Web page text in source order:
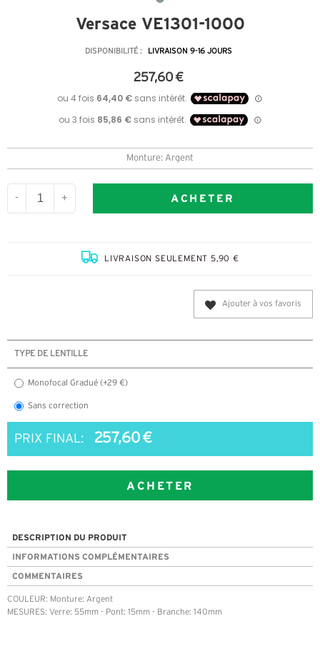
Versace VE1301-1000
DISPONIBILITÉ : LIVRAISON 9-16 JOURS
257,60 €
Monture: Argent
- + ACHETER
LIVRAISON SEULEMENT 5,90 €
Ajouter à vos favoris
TYPE DE LENTILLE
Monofocal Gradué (+29 €)
Sans correction
PRIX FINAL: 257,60 €
ACHETER
DESCRIPTION DU PRODUIT
INFORMATIONS COMPLÉMENTAIRES
COMMENTAIRES
COULEUR: Monture: Argent
MESURES: Verre: 55mm - Pont: 15mm - Branche: 140mm